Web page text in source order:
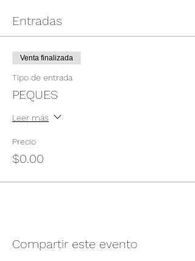
Entradas
Venta finalizada
Tipo de entrada
PEQUES
Leer más
Precio
$0.00
Compartir este evento